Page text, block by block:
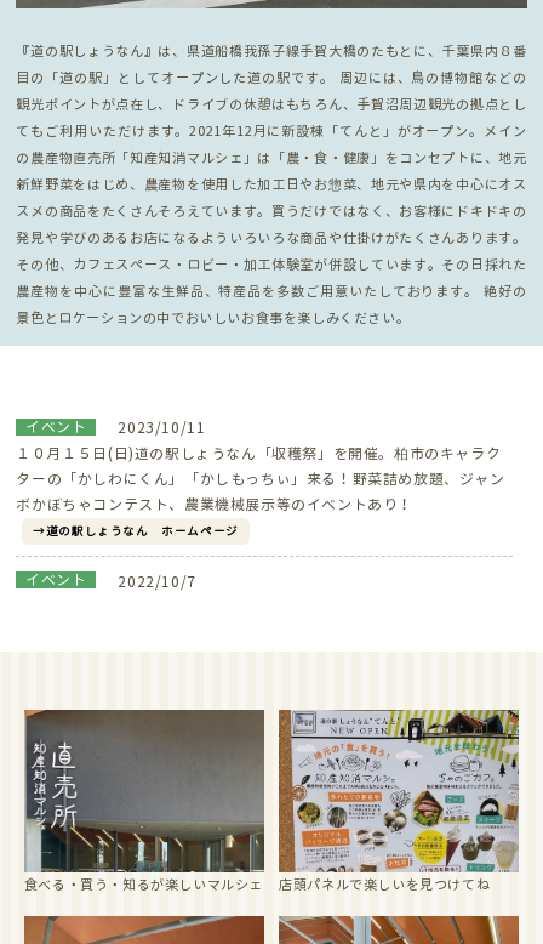
『道の駅しょうなん』は、県道船橋我孫子線手賀大橋のたもとに、千葉県内８番
目の「道の駅」としてオープンした道の駅です。 周辺には、鳥の博物館などの
観光ポイントが点在し、ドライブの休憩はもちろん、手賀沼周辺観光の拠点とし
てもご利用いただけます。2021年12月に新設棟「てんと」がオープン。メイン
の農産物直売所「知産知消マルシェ」は「農・食・健康」をコンセプトに、地元
新鮮野菜をはじめ、農産物を使用した加工日やお惣菜、地元や県内を中心にオス
スメの商品をたくさんそろえています。買うだけではなく、お客様にドキドキの
発見や学びのあるお店になるよういろいろな商品や仕掛けがたくさんあります。
その他、カフェスペース・ロビー・加工体験室が併設しています。その日採れた
農産物を中心に豊富な生鮮品、特産品を多数ご用意いたしております。 絶好の
景色とロケーションの中でおいしいお食事を楽しみください。
2023/10/11
イベント
１０月１５日(日)道の駅しょうなん「収穫祭」を開催。柏市のキャラク
ターの「かしわにくん」「かしもっちぃ」来る！野菜詰め放題、ジャン
ボかぼちゃコンテスト、農業機械展示等のイベントあり！
道の駅しょうなん ホームページ
2022/10/7
イベント
道の駅しょうなん新設棟「てんと」 リニューアルオープン☆
食べる・買う・知るが楽しいマルシェ 店頭パネルで楽しいを見つけてね